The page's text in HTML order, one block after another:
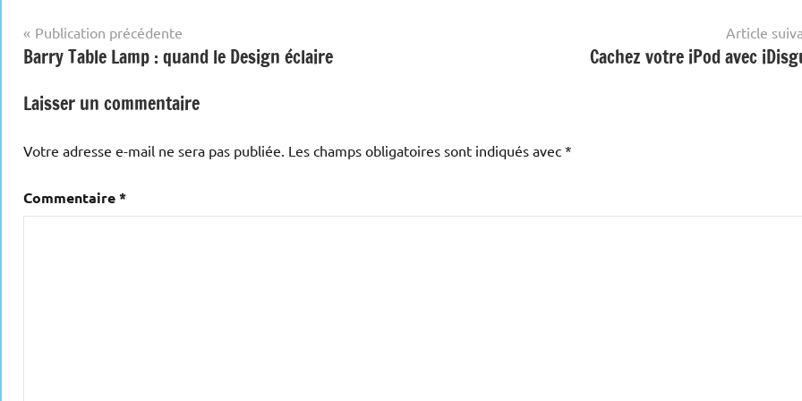
Navigation
de
l’article
Publication précédente
Barry Table Lamp : quand le Design éclaire
Article
Cachez votre iPod avec
Laisser un commentaire
Votre adresse e-mail ne sera pas publiée. Les champs obligatoires sont indiqués avec *
Commentaire*